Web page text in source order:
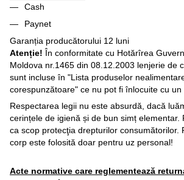
Cash
Paynet
Garanția producătorului 12 luni
Atenție! În conformitate cu Hotărîrea
Moldova nr.1465 din 08.12.2003 lenjerie de
sunt incluse în "Lista produselor
corespunzătoare" ce nu pot fi înlocuite cu un
Respectarea legii nu este absurdă, dacă
cerințele de igienă și de bun simț elementar.
ca scop protecţia drepturilor consumătorilor.
corp este folosită doar pentru uz personal!
Acte normative care reglementează